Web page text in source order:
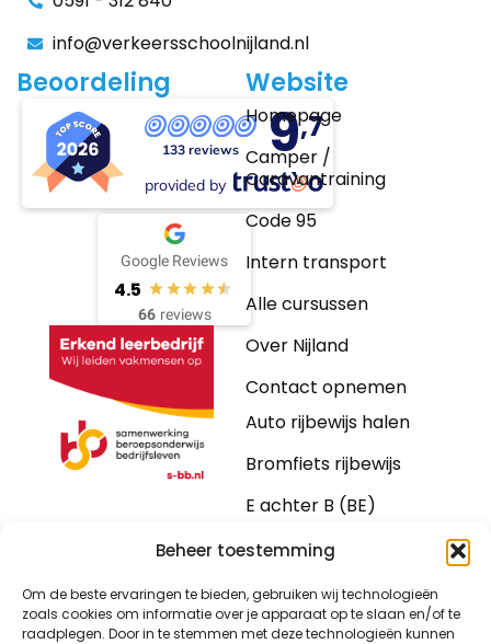
Beheer toestemming
Om de beste ervaringen te bieden, gebruiken wij technologieën
zoals cookies om informatie over je apparaat op te slaan en/of te
raadplegen. Door in te stemmen met deze technologieën kunnen
info@verkeersschoolnijland.nl
Beoordeling
133 reviews 9,7
provided by
Google Reviews
4.5
66 reviews
Website
Homepage
Camper /
Caravantraining
Code 95
Intern transport
Alle cursussen
Over Nijland
Contact opnemen
Auto rijbewijs halen
Bromfiets rijbewijs
E achter B (BE)
Motorrijbewijs
Vrachtwagen
Bus